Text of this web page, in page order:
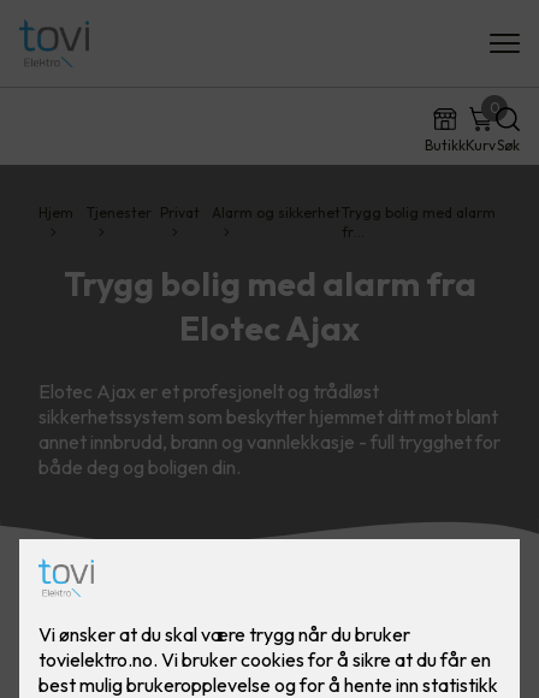
ButikkKurv
0
Søk
Hjem Tjenester Privat Alarm og sikkerhetTrygg bolig med alarm
fr…
Trygg bolig med alarm fra
Elotec Ajax
Elotec Ajax er et profesjonelt og trådløst
sikkerhetssystem som beskytter hjemmet ditt mot blant
annet innbrudd, brann og vannlekkasje - full trygghet for
både deg og boligen din.